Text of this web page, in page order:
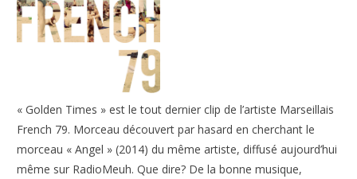
« Golden Times » est le tout dernier clip de l’artiste Marseillais
French 79. Morceau découvert par hasard en cherchant le
morceau « Angel » (2014) du même artiste, diffusé aujourd’hui
même sur RadioMeuh. Que dire? De la bonne musique,